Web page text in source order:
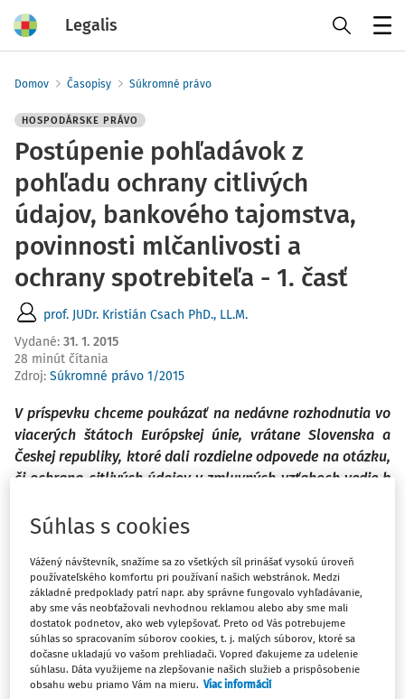
Legalis
Domov Časopisy Súkromné právo
HOSPODÁRSKE PRÁVO
Postúpenie pohľadávok z
pohľadu ochrany citlivých
údajov, bankového tajomstva,
povinnosti mlčanlivosti a
ochrany spotrebiteľa - 1. časť
prof. JUDr. Kristián Csach PhD., LL.M.
Vydané: 31. 1. 2015
28 minút čítania
Zdroj: Súkromné právo 1/2015
V príspevku chceme poukázať na nedávne rozhodnutia vo
viacerých štátoch Európskej únie, vrátane Slovenska a
Českej republiky, ktoré dali rozdielne odpovede na otázku,
či ochrana citlivých údajov v zmluvných vzťahoch vedie k
vzťahov (1. časť). Rovnako sa chceme zaoberať
vyplývajú z predpisov na ochranu spotrebiteľa (2. časť).
Postupovanie pohľadávok najmä zo spotrebiteľských
zmlúv sa stalo synonymom pre rôzne nekalé praktiky
vymáhačských spoločností a ďalší právny inštitút tak získal
v spoločnosti negatívne konotácie, ktoré sa zrejme spätne
Súhlas s cookies
Vážený návštevník, snažíme sa zo všetkých síl prinášať vysokú úroveň
používateľského komfortu pri používaní našich webstránok. Medzi
základné predpoklady patrí napr. aby správne fungovalo vyhľadávanie,
aby sme vás neobťažovali nevhodnou reklamou alebo aby sme mali
dostatok podnetov, ako web vylepšovať. Preto od Vás potrebujeme
súhlas so spracovaním súborov cookies, t. j. malých súborov, ktoré sa
dočasne ukladajú vo vašom prehliadači. Vopred ďakujeme za udelenie
súhlasu. Dáta využijeme na zlepšovanie našich služieb a prispôsobenie
obsahu webu priamo Vám na mieru. Viac informácií